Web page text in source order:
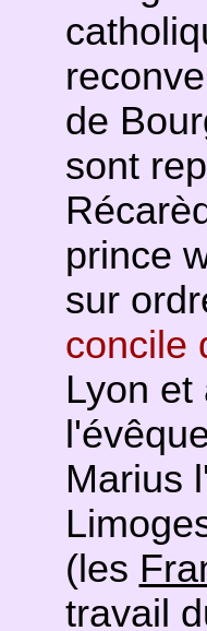
de
sont
prince
sur
concile
Lyon
Marius
(les
travail